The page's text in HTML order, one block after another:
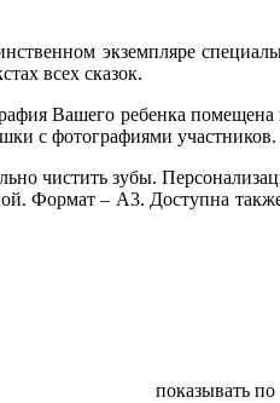
экземпляре
всех сказок.
Вашего ребенка помещена
с фотографиями участников.
чистить зубы.
Формат – А3. Доступна
показывать по